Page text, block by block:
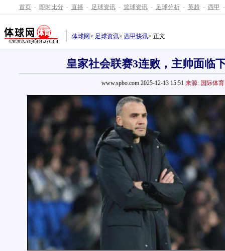
首页 - 即时比分 - 直播 - 足球资讯 - 篮球资讯 - 足球分析 - 英超 - 西甲 -
体球网> 足球资讯> 西甲快讯> 正文
皇家社会联赛3连败，主帅面临
www.spbo.com 2025-12-13 15:51 来源: 国际体育